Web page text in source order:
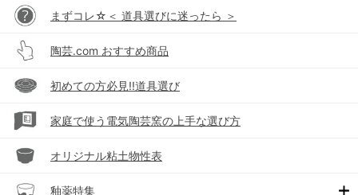
まずコレ☆＜ 道具選びに迷ったら ＞
陶芸.com おすすめ商品
初めての方必見!!道具選び
家庭で使う電気陶芸窯の上手な選び方
オリジナル粘土物性表
釉薬特集